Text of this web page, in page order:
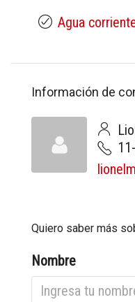
Agua
Información de
Quiero saber más
Nombre